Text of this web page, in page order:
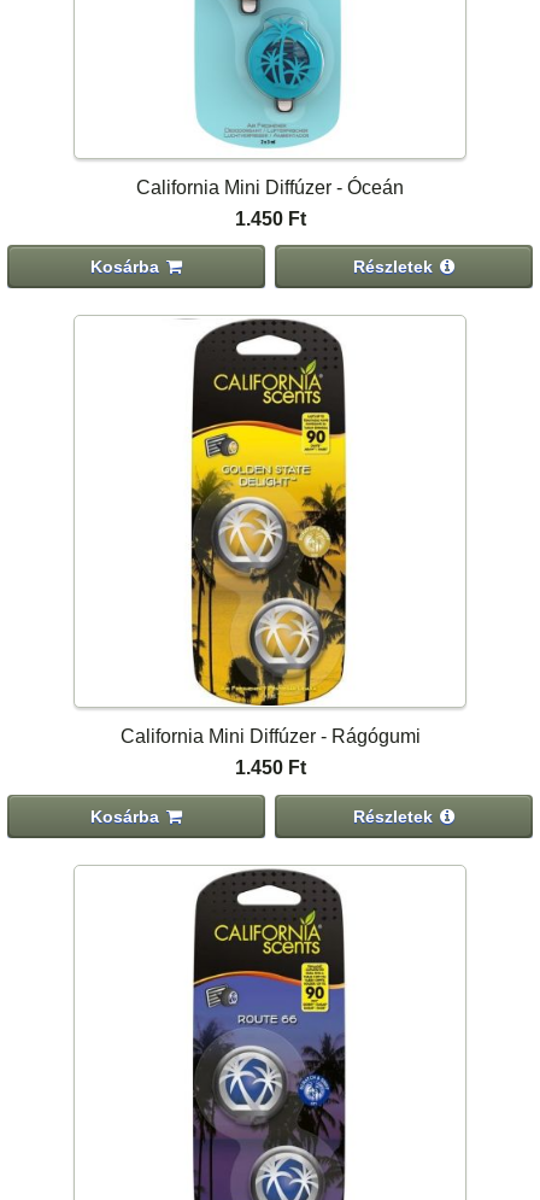
California Mini Diffúzer - Óceán
1.450 Ft
Kosárba Részletek
California Mini Diffúzer - Rágógumi
1.450 Ft
Kosárba Részletek